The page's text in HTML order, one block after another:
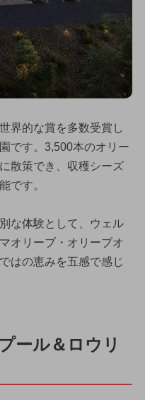
界的な賞を多数受賞し
です。3,500本のオリー
散策でき、収穫シーズ
です。
な体験として、ウェル
オリーブ・オリーブオ
はの恵みを五感で感じ
ール＆ロウリ